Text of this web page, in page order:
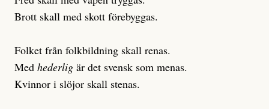
Brott skall med skott förebyggas.
Folket från folkbildning skall renas.
Med hederlig är det svensk som menas.
Kvinnor i slöjor skall stenas.